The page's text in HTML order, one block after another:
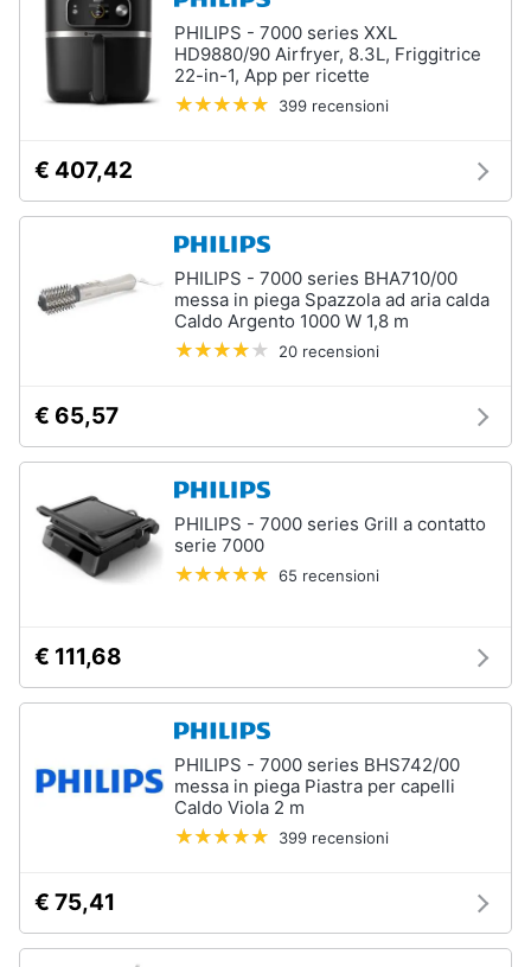
PHILIPS - 7000 series XXL
HD9880/90 Airfryer, 8.3L, Friggitrice
22-in-1, App per ricette
399 recensioni
€ 407,42
PHILIPS - 7000 series BHA710/00
messa in piega Spazzola ad aria calda
Caldo Argento 1000 W 1,8 m
20 recensioni
€ 65,57
PHILIPS - 7000 series Grill a contatto
serie 7000
65 recensioni
€ 111,68
PHILIPS - 7000 series BHS742/00
messa in piega Piastra per capelli
Caldo Viola 2 m
399 recensioni
€ 75,41